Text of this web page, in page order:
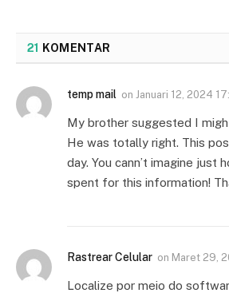
21 KOMENTAR
temp mail on Januari 12, 2024
My brother suggested I
He was totally right. This
day. You cann’t imagine just
spent for this information!
Rastrear Celular on Maret 29,
Localize por meio do